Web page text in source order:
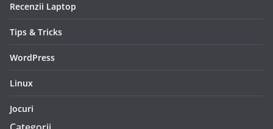
Recenzii Laptop
Tips & Tricks
WordPress
Linux
Jocuri